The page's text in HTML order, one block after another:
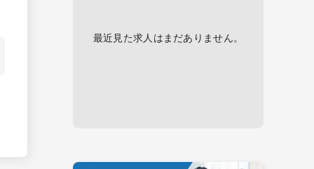
最近見た求人はまだありません。